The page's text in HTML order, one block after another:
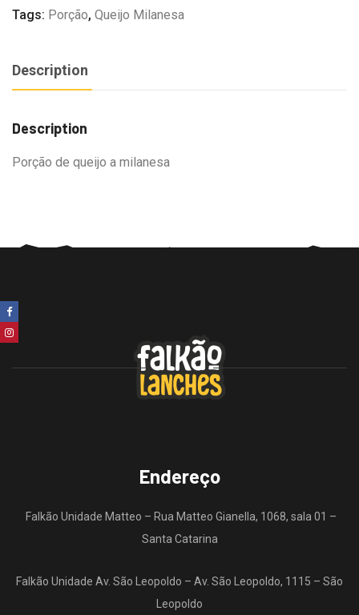
Tags: Porção, Queijo Milanesa
Description
Description
Porção de queijo a milanesa
Endereço
Falkão Unidade Matteo – Rua Matteo Gianella, 1068, sala 01 –
Santa Catarina
Falkão Unidade Av. São Leopoldo – Av. São Leopoldo, 1115 – São
Leopoldo